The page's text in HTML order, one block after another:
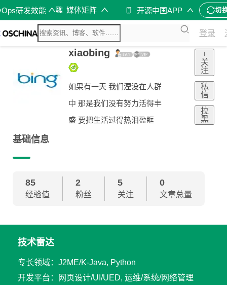
研发效能 媒体矩阵 开源中国APP 切
登录
xiaobing
如果有一天 我们湮没在人群
中 那是我们没有努力活得丰
盛 要把生活过得热泪盈眶
+
关
注
私
信
拉
黑
基础信息
85
经验值
2
粉丝
5
关注
0
文章总量
技术雷达
专长领域：J2ME/K-Java, Python
开发平台：网页设计/UI/UED, 运维/系统/网络管理